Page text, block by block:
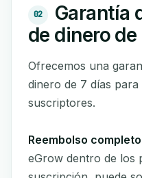
02
Garantía
de dinero de
Ofrecemos una
dinero de 7 días
suscriptores.
Reembolso
eGrow dentro de los